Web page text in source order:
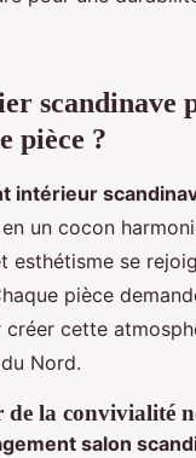
scandinave
pièce ?
intérieur
un cocon
esthétisme se
pièce
cette
Nord.
de la convivialité
salon